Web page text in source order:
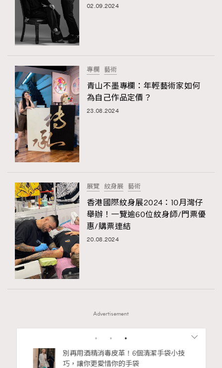
02.09.2024
專欄 藝術
青山不墨專欄：年輕藝術家如何
為自己作品定價？
23.08.2024
展覽 紋身展 藝術
香港國際紋身展2024：10月灣仔
舉辦！一覽逾60位紋身師/門票優
惠/購票連結
20.08.2024
Advertisement
123456… 12
別再用酒精消毒皮革！6個清潔手袋小技
巧，讓你更愛惜你的手袋